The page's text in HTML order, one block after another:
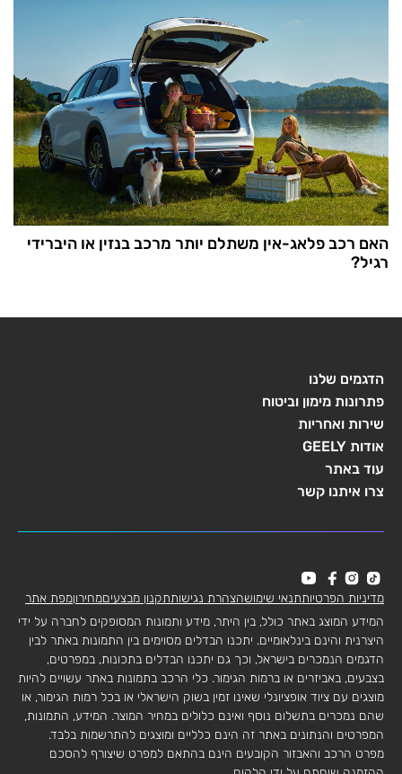
האם רכב פלאג-אין משתלם יותר מרכב בנזין או היברידי
רגיל?
הדגמים שלנו
פתרונות מימון וביטוח
שירות ואחריות
אודות GEELY
עוד באתר
צרו איתנו קשר
מדיניות הפרטיותתנאי שימושהצהרת נגישותתקנון מבצעיםמחירוןמפת אתר
המידע המוצג באתר כולל, בין היתר, מידע ותמונות המסופקים לחברה על ידי
היצרנית והינם בינלאומיים. יתכנו הבדלים מסוימים בין התמונות באתר לבין
הדגמים הנמכרים בישראל, וכך גם יתכנו הבדלים בתכונות, במפרטים,
בצבעים, באביזרים או ברמות הגימור. כלי הרכב בתמונות באתר עשויים להיות
מוצגים עם ציוד אופציונלי שאינו זמין בשוק הישראלי או בכל רמות הגימור, או
שהם נמכרים בתשלום נוסף ואינם כלולים במחיר המוצר. המידע, התמונות,
המפרטים והנתונים באתר זה הינם כלליים ומוצגים להתרשמות בלבד.
מפרט הרכב והאבזור הקובעים הינם בהתאם למפרט שיצורף להסכם